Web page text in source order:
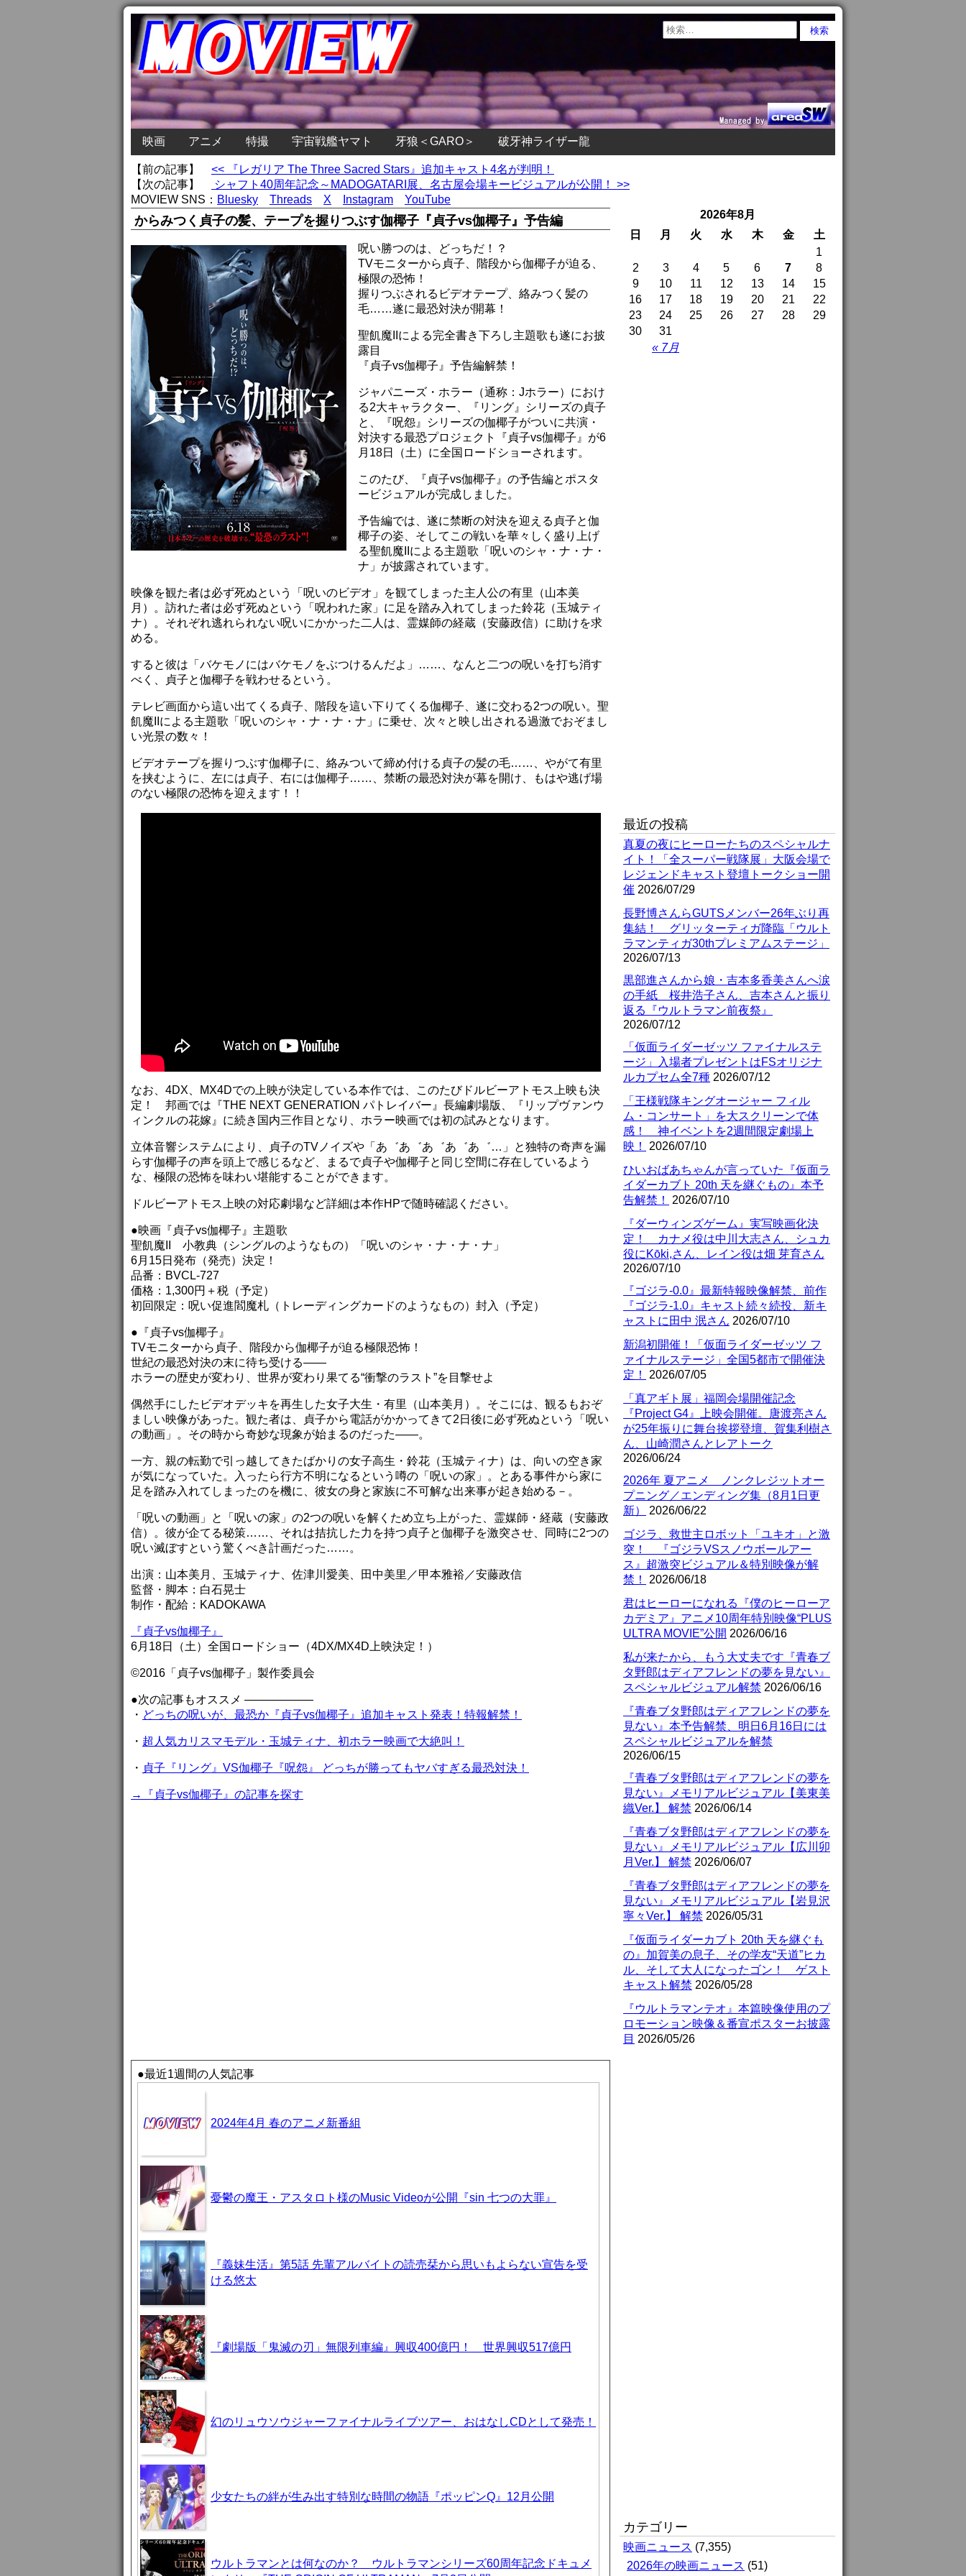
映画 アニメ 特撮 宇宙戦艦ヤマト 牙狼＜GARO＞ 破牙神ライザー龍
【前の記事】 << 『レガリア The Three Sacred Stars』追加キャスト4名が判明！
【次の記事】
シャフト40周年記念～MADOGATARI展、名古屋会場キービジュアルが公開！ >>
MOVIEW SNS： Bluesky Threads X Instagram YouTube
からみつく貞子の髪、テープを握りつぶす伽椰子『貞子vs伽椰子』予告編
呪い勝つのは、どっちだ！？
TVモニターから貞子、階段から伽椰子が迫る、
極限の恐怖！
握りつぶされるビデオテープ、絡みつく髪の
毛……遂に最恐対決が開幕！
聖飢魔IIによる完全書き下ろし主題歌も遂にお披
露目
『貞子vs伽椰子』予告編解禁！
ジャパニーズ・ホラー（通称：Jホラー）におけ
る2大キャラクター、『リング』シリーズの貞子
と、『呪怨』シリーズの伽椰子がついに共演・
対決する最恐プロジェクト『貞子vs伽椰子』が6
月18日（土）に全国ロードショーされます。
このたび、『貞子vs伽椰子』の予告編とポスタ
ービジュアルが完成しました。
予告編では、遂に禁断の対決を迎える貞子と伽
椰子の姿、そしてこの戦いを華々しく盛り上げ
る聖飢魔IIによる主題歌「呪いのシャ・ナ・ナ・
ナ」が披露されています。
映像を観た者は必ず死ぬという「呪いのビデオ」を観てしまった主人公の有里（山本美
月）。訪れた者は必ず死ぬという「呪われた家」に足を踏み入れてしまった鈴花（玉城ティ
ナ）。それぞれ逃れられない呪いにかかった二人は、霊媒師の経蔵（安藤政信）に助けを求
める。
すると彼は「バケモノにはバケモノをぶつけるんだよ」……、なんと二つの呪いを打ち消す
べく、貞子と伽椰子を戦わせるという。
テレビ画面から這い出てくる貞子、階段を這い下りてくる伽椰子、遂に交わる2つの呪い。聖
飢魔IIによる主題歌「呪いのシャ・ナ・ナ・ナ」に乗せ、次々と映し出される過激でおぞまし
い光景の数々！
ビデオテープを握りつぶす伽椰子に、絡みついて締め付ける貞子の髪の毛……、やがて有里
を挟むように、左には貞子、右には伽椰子……、禁断の最恐対決が幕を開け、もはや逃げ場
のない極限の恐怖を迎えます！！
なお、4DX、MX4Dでの上映が決定している本作では、このたびドルビーアトモス上映も決
定！ 邦画では『THE NEXT GENERATION パトレイバー』長編劇場版、『リップヴァンウ
ィンクルの花嫁』に続き国内三作目となり、ホラー映画では初の試みとなります。
立体音響システムにより、貞子のTVノイズや「あ゛あ゛あ゛あ゛あ゛…」と独特の奇声を漏
らす伽椰子の声を頭上で感じるなど、まるで貞子や伽椰子と同じ空間に存在しているよう
な、極限の恐怖を味わい堪能することができます。
ドルビーアトモス上映の対応劇場など詳細は本作HPで随時確認ください。
●映画『貞子vs伽椰子』主題歌
聖飢魔II 小教典（シングルのようなもの）「呪いのシャ・ナ・ナ・ナ」
6月15日発布（発売）決定！
品番：BVCL-727
価格：1,300円＋税（予定）
初回限定：呪い促進閻魔札（トレーディングカードのようなもの）封入（予定）
●『貞子vs伽椰子』
TVモニターから貞子、階段から伽椰子が迫る極限恐怖！
世紀の最恐対決の末に待ち受ける――
ホラーの歴史が変わり、世界が変わり果てる“衝撃のラスト”を目撃せよ
偶然手にしたビデオデッキを再生した女子大生・有里（山本美月）。そこには、観るもおぞ
ましい映像があった。観た者は、貞子から電話がかかってきて2日後に必ず死ぬという「呪い
の動画」。その時から奇妙な現象が始まるのだった――。
一方、親の転勤で引っ越してきたばかりの女子高生・鈴花（玉城ティナ）は、向いの空き家
が気になっていた。入ったら行方不明になるという噂の「呪いの家」。とある事件から家に
足を踏み入れてしまったのを機に、彼女の身と家族に不可解な出来事が起き始める－。
「呪いの動画」と「呪いの家」の2つの呪いを解くため立ち上がった、霊媒師・経蔵（安藤政
信）。彼が企てる秘策……、それは拮抗した力を持つ貞子と伽椰子を激突させ、同時に2つの
呪い滅ぼすという驚くべき計画だった……。
出演：山本美月、玉城ティナ、佐津川愛美、田中美里／甲本雅裕／安藤政信
監督・脚本：白石晃士
制作・配給：KADOKAWA
『貞子vs伽椰子』
6月18日（土）全国ロードショー（4DX/MX4D上映決定！）
©2016「貞子vs伽椰子」製作委員会
●次の記事もオススメ ——————
・ どっちの呪いが、最恐か『貞子vs伽椰子』追加キャスト発表！特報解禁！
・ 超人気カリスマモデル・玉城ティナ、初ホラー映画で大絶叫！
・ 貞子『リング』VS伽椰子『呪怨』 どっちが勝ってもヤバすぎる最恐対決！
→『貞子vs伽椰子』の記事を探す
●最近1週間の人気記事
2024年4月 春のアニメ新番組
憂鬱の魔王・アスタロト様のMusic Videoが公開『sin 七つの大罪』
『義妹生活』第5話 先輩アルバイトの読売栞から思いもよらない宣告を受
ける悠太
『劇場版「鬼滅の刃」無限列車編』興収400億円！ 世界興収517億円
幻のリュウソウジャーファイナルライブツアー、おはなしCDとして発売！
少女たちの絆が生み出す特別な時間の物語『ポッピンQ』12月公開
ウルトラマンとは何なのか？ ウルトラマンシリーズ60周年記念ドキュメ
2026年8月
日
月 火 水 木 金 土
« 7月
1
2
3 4 5 6 7
8
9
10 11 12 13 14
15
16
17 18 19 20 21
22
23
24 25 26 27 28
29
30
31
最近の投稿
真夏の夜にヒーローたちのスペシャルナ
イト！「全スーパー戦隊展」大阪会場で
レジェンドキャスト登壇トークショー開
催 2026/07/29
長野博さんらGUTSメンバー26年ぶり再
集結！ グリッターティガ降臨「ウルト
ラマンティガ30thプレミアムステージ」
2026/07/13
黒部進さんから娘・吉本多香美さんへ涙
の手紙 桜井浩子さん、吉本さんと振り
返る『ウルトラマン前夜祭』
2026/07/12
「仮面ライダーゼッツ ファイナルステ
ージ」入場者プレゼントはFSオリジナ
ルカプセム全7種 2026/07/12
「王様戦隊キングオージャー フィル
ム・コンサート」を大スクリーンで体
感！ 神イベントを2週間限定劇場上
映！
2026/07/10
ひいおばあちゃんが言っていた『仮面ラ
イダーカブト 20th 天を継ぐもの』本予
告解禁！
2026/07/10
『ダーウィンズゲーム』実写映画化決
定！ カナメ役は中川大志さん、シュカ
役にKōki,さん、レイン役は畑 芽育さん
2026/07/10
『ゴジラ-0.0』最新特報映像解禁、前作
『ゴジラ-1.0』キャスト続々続投、新キ
ャストに田中 泯さん 2026/07/10
新潟初開催！「仮面ライダーゼッツ フ
ァイナルステージ」全国5都市で開催決
定！
2026/07/05
「真アギト展」福岡会場開催記念
『Project G4』上映会開催。唐渡亮さん
が25年振りに舞台挨拶登壇、賀集利樹さ
ん、山崎潤さんとレアトーク
2026/06/24
2026年 夏アニメ ノンクレジットオー
プニング／エンディング集（8月1日更
新）
2026/06/22
ゴジラ、救世主ロボット「ユキオ」と激
突！ 『ゴジラVSスノウボールアー
ス』超激突ビジュアル＆特別映像が解
禁！
2026/06/18
君はヒーローになれる『僕のヒーローア
カデミア』アニメ10周年特別映像“PLUS
ULTRA MOVIE”公開 2026/06/16
私が来たから、もう大丈夫です『青春ブ
タ野郎はディアフレンドの夢を見ない』
スペシャルビジュアル解禁 2026/06/16
『青春ブタ野郎はディアフレンドの夢を
見ない』本予告解禁、明日6月16日には
スペシャルビジュアルを解禁
2026/06/15
『青春ブタ野郎はディアフレンドの夢を
見ない』メモリアルビジュアル【美東美
織Ver.】 解禁 2026/06/14
『青春ブタ野郎はディアフレンドの夢を
見ない』メモリアルビジュアル【広川卯
月Ver.】 解禁 2026/06/07
『青春ブタ野郎はディアフレンドの夢を
見ない』メモリアルビジュアル【岩見沢
寧々Ver.】 解禁 2026/05/31
『仮面ライダーカブト 20th 天を継ぐも
の』加賀美の息子、その学友“天道”ヒカ
ル、そして大人になったゴン！ ゲスト
キャスト解禁 2026/05/28
『ウルトラマンテオ』本篇映像使用のプ
ロモーション映像＆番宣ポスターお披露
目 2026/05/26
カテゴリー
映画ニュース (7,355)
2026年の映画ニュース (51)